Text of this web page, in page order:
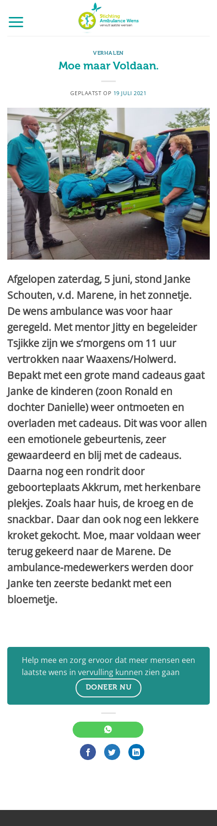
naar
inhoud
VERHALEN
Moe maar Voldaan.
GEPLAATST OP 19 JULI 2021
Afgelopen zaterdag, 5 juni, stond Janke
Schouten, v.d. Marene, in het zonnetje.
De wens ambulance was voor haar
geregeld. Met mentor Jitty en begeleider
Tsjikke zijn we s’morgens om 11 uur
vertrokken naar Waaxens/Holwerd.
Bepakt met een grote mand cadeaus gaat
Janke de kinderen (zoon Ronald en
dochter Danielle) weer ontmoeten en
overladen met cadeaus. Dit was voor allen
een emotionele gebeurtenis, zeer
gewaardeerd en blij met de cadeaus.
Daarna nog een rondrit door
geboorteplaats Akkrum, met herkenbare
plekjes. Zoals haar huis, de kroeg en de
snackbar. Daar dan ook nog een lekkere
kroket gekocht. Moe, maar voldaan weer
terug gekeerd naar de Marene. De
ambulance-medewerkers werden door
Janke ten zeerste bedankt met een
bloemetje.
Help mee en zorg ervoor dat meer mensen een
laatste wens in vervulling kunnen zien gaan
DONEER NU